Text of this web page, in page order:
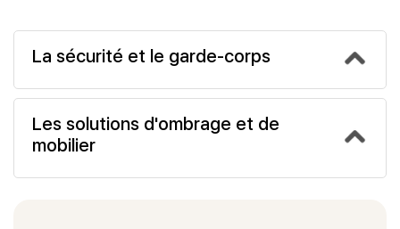
La sécurité et le garde-corps
Les solutions d'ombrage et de
mobilier